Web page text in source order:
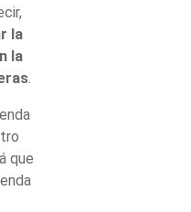
la
la
que